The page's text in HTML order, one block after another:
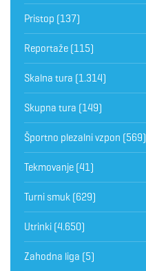
Pristop (137)
Reportaže (115)
Skalna tura (1.314)
Skupna tura (149)
Športno plezalni vzpon (569)
Tekmovanje (41)
Turni smuk (629)
Utrinki (4.650)
Zahodna liga (5)